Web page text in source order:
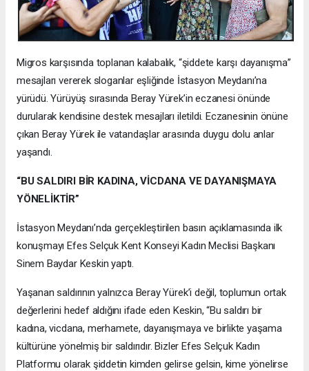
Migros karşısında toplanan kalabalık, “şiddete karşı dayanışma”
mesajları vererek sloganlar eşliğinde İstasyon Meydanı’na
yürüdü. Yürüyüş sırasında Beray Yürek’in eczanesi önünde
durularak kendisine destek mesajları iletildi. Eczanesinin önüne
çıkan Beray Yürek ile vatandaşlar arasında duygu dolu anlar
yaşandı.
“BU SALDIRI BİR KADINA, VİCDANA VE DAYANIŞMAYA
YÖNELİKTİR”
İstasyon Meydanı’nda gerçekleştirilen basın açıklamasında ilk
konuşmayı Efes Selçuk Kent Konseyi Kadın Meclisi Başkanı
Sinem Baydar Keskin yaptı.
Yaşanan saldırının yalnızca Beray Yürek’i değil, toplumun ortak
değerlerini hedef aldığını ifade eden Keskin, “Bu saldırı bir
kadına, vicdana, merhamete, dayanışmaya ve birlikte yaşama
kültürüne yönelmiş bir saldırıdır. Bizler Efes Selçuk Kadın
Platformu olarak şiddetin kimden gelirse gelsin, kime yönelirse